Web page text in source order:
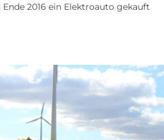
2016 ein Elektroauto gekauft